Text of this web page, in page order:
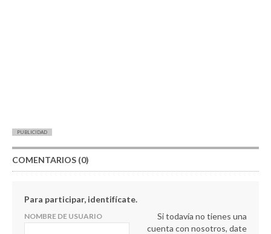
PUBLICIDAD
COMENTARIOS (0)
Para participar, identifícate.
NOMBRE DE USUARIO
Si todavía no tienes una
cuenta con nosotros, date